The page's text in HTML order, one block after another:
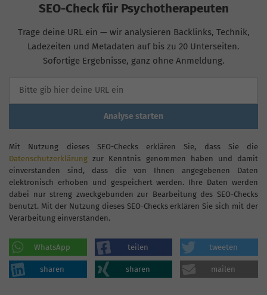
SEO-Check für Psychotherapeuten
Trage deine URL ein — wir analysieren Backlinks, Technik,
Ladezeiten und Metadaten auf bis zu 20 Unterseiten.
Sofortige Ergebnisse, ganz ohne Anmeldung.
Analyse starten
Mit Nutzung dieses SEO-Checks erklären Sie, dass Sie die
Datenschutzerklärung zur Kenntnis genommen haben und damit
einverstanden sind, dass die von Ihnen angegebenen Daten
elektronisch erhoben und gespeichert werden. Ihre Daten werden
dabei nur streng zweckgebunden zur Bearbeitung des SEO-Checks
benutzt. Mit der Nutzung dieses SEO-Checks erklären Sie sich mit der
Verarbeitung einverstanden.
WhatsApp teilen tweeten
sharen sharen mailen